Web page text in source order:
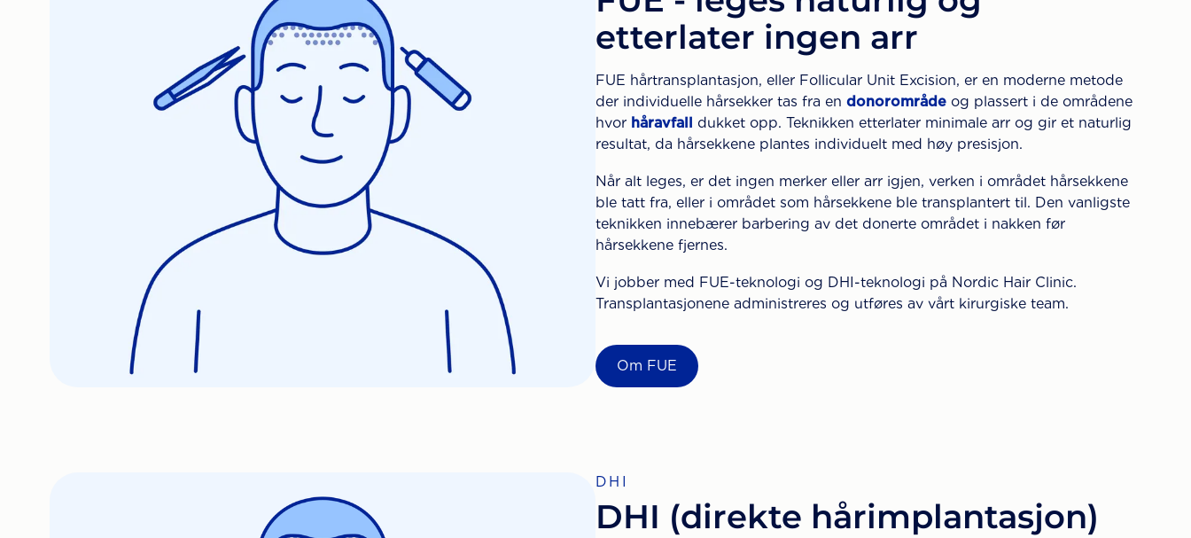
etterlater ingen arr
FUE hårtransplantasjon, eller Follicular Unit Excision, er en moderne metode
der individuelle hårsekker tas fra en donorområde og plassert i de områdene
hvor håravfall
dukket opp. Teknikken etterlater minimale arr og gir et naturlig
resultat, da hårsekkene plantes individuelt med høy presisjon.
Når alt leges, er det ingen merker eller arr igjen, verken i området hårsekkene
ble tatt fra, eller i området som hårsekkene ble transplantert til. Den vanligste
teknikken innebærer barbering av det donerte området i nakken før
hårsekkene fjernes.
Vi jobber med FUE-teknologi og DHI-teknologi på Nordic Hair Clinic.
Transplantasjonene administreres og utføres av vårt kirurgiske team.
Om FUE
DHI
DHI (direkte hårimplantasjon)